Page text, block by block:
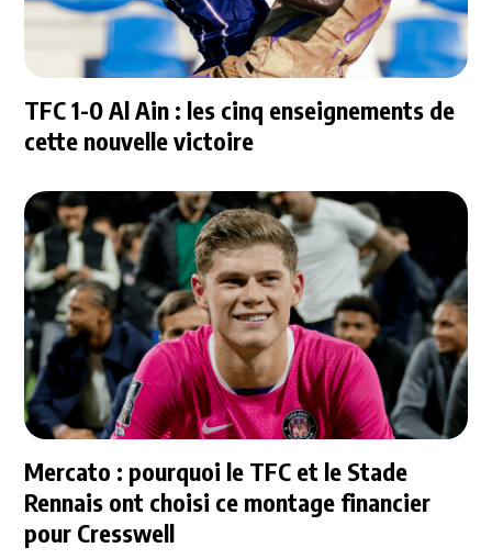
TFC 1-0 Al Ain : les cinq enseignements de
cette nouvelle victoire
Mercato : pourquoi le TFC et le Stade
Rennais ont choisi ce montage financier
pour Cresswell